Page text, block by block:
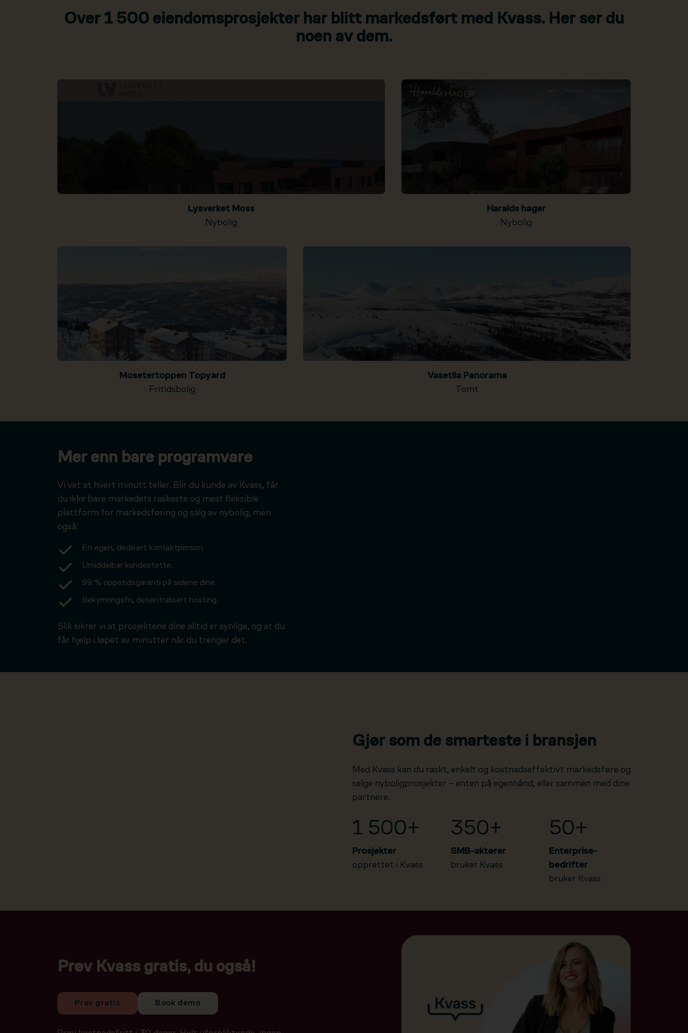
Over 1 500 eiendomsprosjekter har blitt markedsført med Kvass. Her ser du
noen av dem.
Lysverket Moss
Nybolig
Haralds hager
Nybolig
Mosetertoppen Topyard
Fritidsbolig
Vasetlia Panorama
Tomt
Mer enn bare programvare
Vi vet at hvert minutt teller. Blir du kunde av Kvass, får
du ikke bare markedets raskeste og mest fleksible
plattform for markedsføring og salg av nybolig, men
også:
En egen, dedikert kontaktperson.
Umiddelbar kundestøtte.
99 % oppetidsgaranti på sidene dine.
Bekymringsfri, desentralisert hosting.
Slik sikrer vi at prosjektene dine alltid er synlige, og at du
får hjelp i løpet av minutter når du trenger det.
Gjør som de smarteste i bransjen
Med Kvass kan du raskt, enkelt og kostnadseffektivt markedsføre og
selge nyboligprosjekter – enten på egenhånd, eller sammen med dine
partnere.
1 500+
Prosjekter
opprettet i Kvass
350+
SMB-aktører
bruker Kvass
50+
Enterprise-
bedrifter
bruker Kvass
Prøv Kvass gratis, du også!
Prøv gratis Book demo